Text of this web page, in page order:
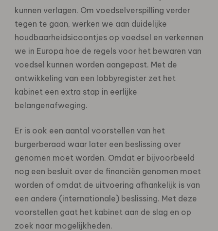
kunnen verlagen. Om voedselverspilling verder
tegen te gaan, werken we aan duidelijke
houdbaarheidsicoontjes op voedsel en verkennen
we in Europa hoe de regels voor het bewaren van
voedsel kunnen worden aangepast. Met de
ontwikkeling van een lobbyregister zet het
kabinet een extra stap in eerlijke
belangenafweging.
Er is ook een aantal voorstellen van het
burgerberaad waar later een beslissing over
genomen moet worden. Omdat er bijvoorbeeld
nog een besluit over de financiën genomen moet
worden of omdat de uitvoering afhankelijk is van
een andere (internationale) beslissing. Met deze
voorstellen gaat het kabinet aan de slag en op
zoek naar mogelijkheden.